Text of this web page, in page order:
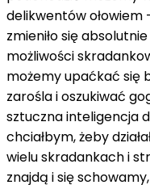
delikwentów ołowiem
zmieniło się
możliwości
możemy upaćkać się
zarośla i oszukiwać
sztuczna inteligencja
chciałbym, żeby
wielu skradankach i
znajdą i się